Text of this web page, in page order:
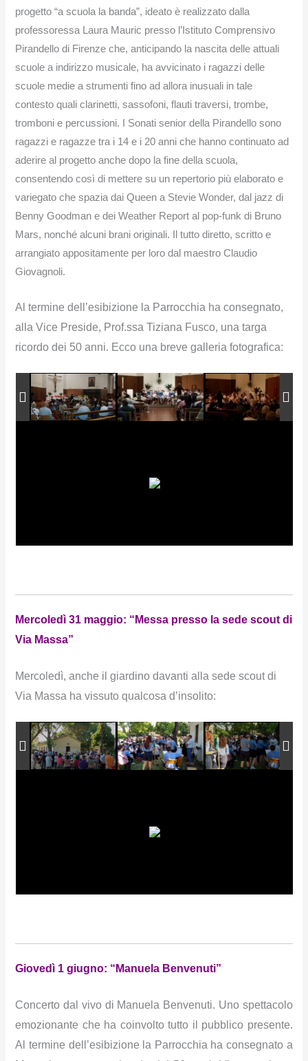
progetto “a scuola la banda”, ideato è realizzato dalla
professoressa Laura Mauric presso l’Istituto Comprensivo
Pirandello di Firenze che, anticipando la nascita delle attuali
scuole a indirizzo musicale, ha avvicinato i ragazzi delle
scuole medie a strumenti fino ad allora inusuali in tale
contesto quali clarinetti, sassofoni, flauti traversi, trombe,
tromboni e percussioni. I Sonati senior della Pirandello sono
ragazzi e ragazze tra i 14 e i 20 anni che hanno continuato ad
aderire al progetto anche dopo la fine della scuola,
consentendo così di mettere su un repertorio più elaborato e
variegato che spazia dai Queen a Stevie Wonder, dal jazz di
Benny Goodman e dei Weather Report al pop-funk di Bruno
Mars, nonché alcuni brani originali. Il tutto diretto, scritto e
arrangiato appositamente per loro dal maestro Claudio
Giovagnoli.
Al termine dell’esibizione la Parrocchia ha consegnato,
alla Vice Preside, Prof.ssa Tiziana Fusco, una targa
ricordo dei 50 anni. Ecco una breve galleria fotografica:
Mercoledì 31 maggio: “Messa presso la sede scout di
Via Massa”
Mercoledì, anche il giardino davanti alla sede scout di
Via Massa ha vissuto qualcosa d’insolito:
Giovedì 1 giugno: “Manuela Benvenuti”
Concerto dal vivo di Manuela Benvenuti. Uno spettacolo
emozionante che ha coinvolto tutto il pubblico presente.
Al termine dell’esibizione la Parrocchia ha consegnato a